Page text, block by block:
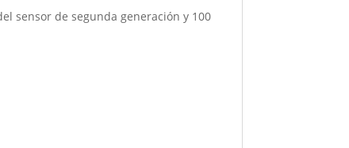
sensor de segunda generación y 100